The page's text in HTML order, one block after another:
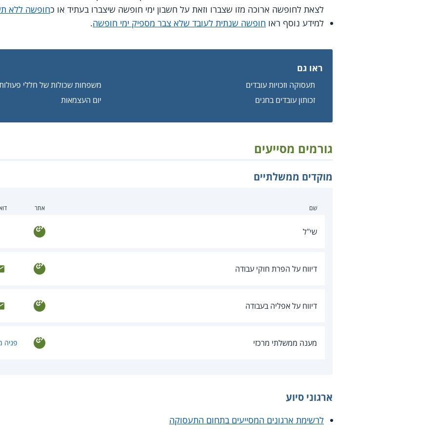
לצאת לחופשה ארוכה מזו שצברו וזאת על חשבון ימי חופשה שיצברו בעתיד או כחופשה ללא
למידע נוסף ראו חופשה שנתית לעובד שלא צבר מספיק ימי חופשה.
ראו גם
תעסוקה וזכויות עובדים
משפחות שכולות של חללי
זכותון עובדים בחגים
יום העצמאות
גורמים מסייעים
מוקדים ממשלתיים
שם אתר
שי"ל
דיווח על הפרת חוקי עבודה
דיווח על אפליה בעבודה
מענה ממשלתי מרכזי פניה
ארגוני סיוע
לרשימת ארגונים המסייעים בתחום התעסוקה